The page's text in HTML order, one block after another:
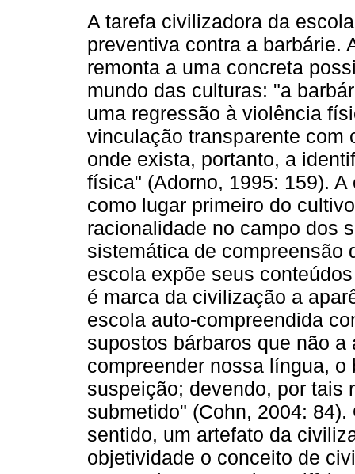
A tarefa civilizadora da
preventiva contra a barbárie.
remonta a uma concreta
mundo das culturas: "a
uma regressão à violência
vinculação transparente com
onde exista, portanto, a
física" (Adorno, 1995: 159).
como lugar primeiro do
racionalidade no campo dos
sistemática de compreensão
escola expõe seus
é marca da civilização a
escola auto-compreendida
supostos bárbaros que não
compreender nossa língua,
suspeição; devendo, por tais
submetido" (Cohn, 2004:
sentido, um artefato da
objetividade o conceito de